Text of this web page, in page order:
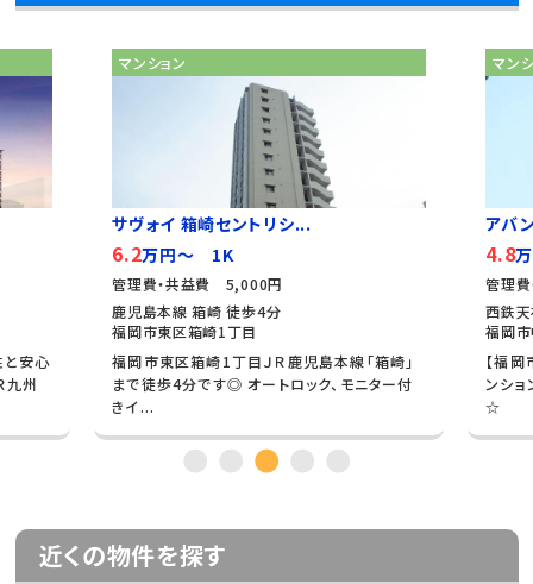
と安心
九州
マンション
サヴォイ 箱崎セントリシ...
6.2万円～ 1K
管理費・共益費 5,000円
鹿児島本線 箱崎 徒歩4分
福岡市東区箱崎1丁目
福岡市東区箱崎1丁目ＪＲ鹿児島本線「箱崎」
まで徒歩4分です◎ オートロック、モニター付
きイ...
マン
アバ
4.8
管理
西鉄
福岡
【福
ンシ
☆
近くの物件を探す